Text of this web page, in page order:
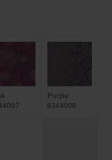
Purple
8344008